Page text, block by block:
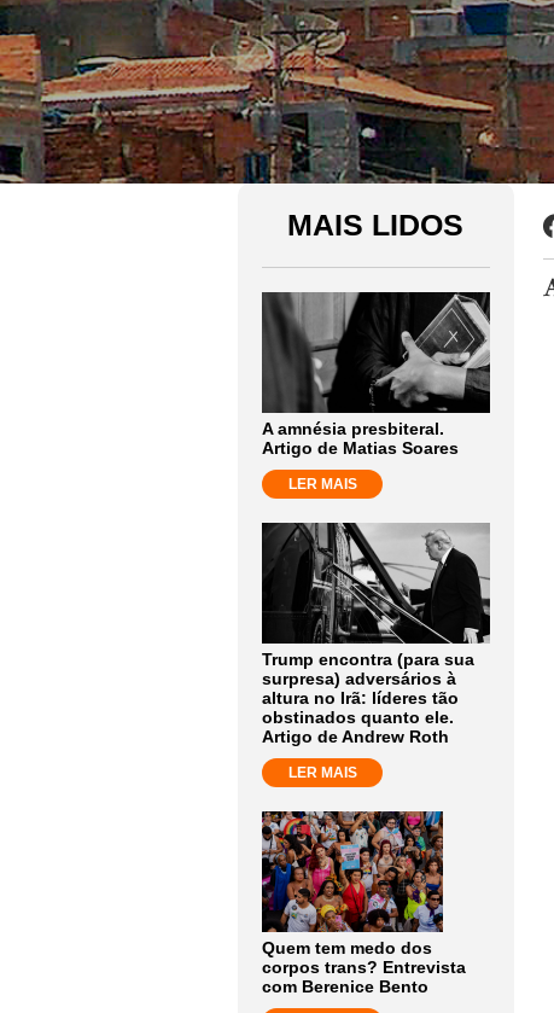
MAIS LIDOS
A amnésia presbiteral.
Artigo de Matias Soares
LER MAIS
Trump encontra (para sua
surpresa) adversários à
altura no Irã: líderes tão
obstinados quanto ele.
Artigo de Andrew Roth
LER MAIS
Quem tem medo dos
corpos trans? Entrevista
com Berenice Bento